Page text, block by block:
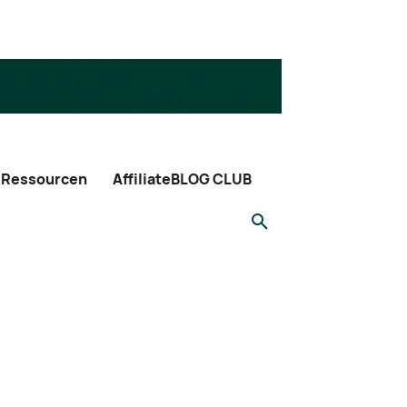
Ressourcen AffiliateBLOG CLUB